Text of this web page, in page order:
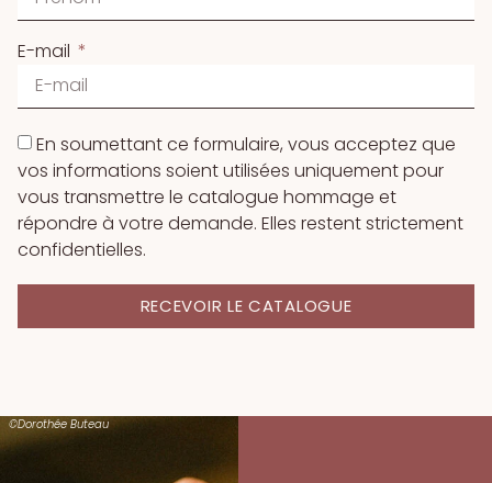
E-mail
En soumettant ce formulaire, vous acceptez que
vos informations soient utilisées uniquement pour
vous transmettre le catalogue hommage et
répondre à votre demande. Elles restent strictement
confidentielles.
RECEVOIR LE CATALOGUE
©Dorothée Buteau